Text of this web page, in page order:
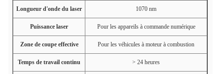
Longueur d'onde du laser 1070 nm
Puissance laser Pour les appareils à commande numérique
Zone de coupe effective Pour les véhicules à moteur à combustion
Temps de travail continu > 24 heures